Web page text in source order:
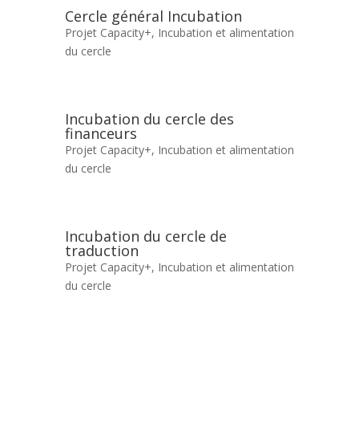
Cercle général Incubation
Projet Capacity+, Incubation et alimentation
du cercle
Incubation du cercle des
financeurs
Projet Capacity+, Incubation et alimentation
du cercle
Incubation du cercle de
traduction
Projet Capacity+, Incubation et alimentation
du cercle